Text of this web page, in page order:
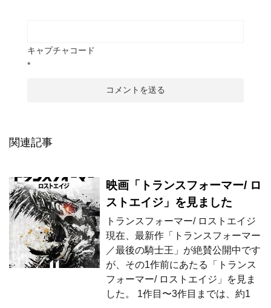
キャプチャコード
*
関連記事
映画「トランスフォーマー/ ロ
ストエイジ」を見ました
トランスフォーマー/ ロストエイジ
現在、最新作「トランスフォーマー
／最後の騎士王」が絶賛公開中です
が、その1作前にあたる「トランス
フォーマー/ ロストエイジ」を見ま
した。 1作目〜3作目までは、約1